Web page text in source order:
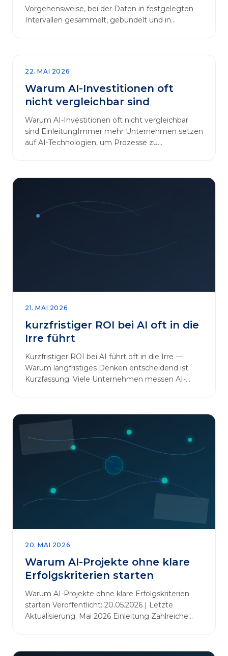
Vorgehensweise, bei der Daten in festgelegten
Intervallen gesammelt, gebündelt und in
22. MAI 2026
Warum AI-Investitionen oft
nicht vergleichbar sind
Warum AI-Investitionen oft nicht vergleichbar
sind EinleitungImmer mehr Unternehmen setzen
auf AI-Technologien, um Prozesse zu
verschaffen. In diesem Artikel betrachten wir die
Projekte oft irreführend ist. Außerdem zeigen wir,
21. MAI 2026
kurzfristiger ROI bei AI oft in die
Irre führt
Kurzfristiger ROI bei AI führt oft in die Irre —
Warum langfristiges Denken entscheidend ist
Kurzfassung: Viele Unternehmen messen AI-
20. MAI 2026
Warum AI-Projekte ohne klare
Erfolgskriterien starten
Warum AI-Projekte ohne klare Erfolgskriterien
starten Veröffentlicht: 20.05.2026 | Letzte
Aktualisierung: Mai 2026 Einleitung Zahlreiche
automatisieren oder sich Wettbewerbsvorteile zu